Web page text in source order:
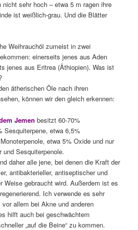
nicht sehr hoch – etwa 5 m ragen ihre
ist weißlich-grau. Und die Blätter
Weihrauchöl zumeist in zwei
einerseits jenes aus Aden
jenes aus Eritrea (Äthiopien). Was ist
ätherischen Öle nach ihren
können wir den gleich erkennen:
Jemen besitzt 60-70%
Sesquiterpene, etwa 6,5%
etwa 5% Oxide und nur
Sesquiterpenole.
daher alle jene, bei denen die Kraft der
antibakterieller, antiseptischer und
Weise gebraucht wird. Außerdem ist es
Ich verwende es sehr
allem bei Akne und anderen
hilft auch bei geschwächtem
„auf die Beine“ zu kommen.